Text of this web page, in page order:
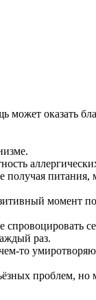
оказать
получая питания,
момент
раз.
чем-то
проблем,